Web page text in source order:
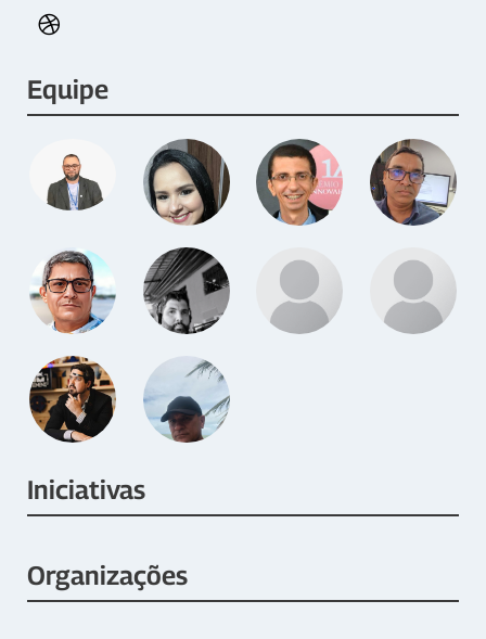
Equipe
Iniciativas
Organizações